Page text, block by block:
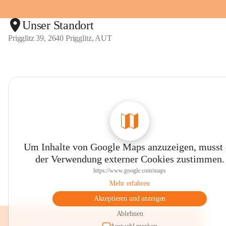
Unser Standort
Prigglitz 39, 2640 Prigglitz, AUT
Um Inhalte von Google Maps anzuzeigen, musst
der Verwendung externer Cookies zustimmen.
https://www.google.com/maps
Mehr erfahren
Akzeptieren und anzeigen
Ablehnen